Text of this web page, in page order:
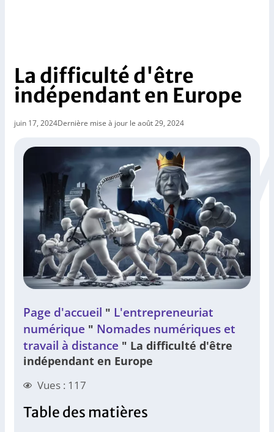
La difficulté d'être
indépendant en Europe
juin 17, 2024Dernière mise à jour le août 29, 2024
Page d'accueil " L'entrepreneuriat
numérique " Nomades numériques et
travail à distance " La difficulté d'être
indépendant en Europe
Vues : 117
Table des matières